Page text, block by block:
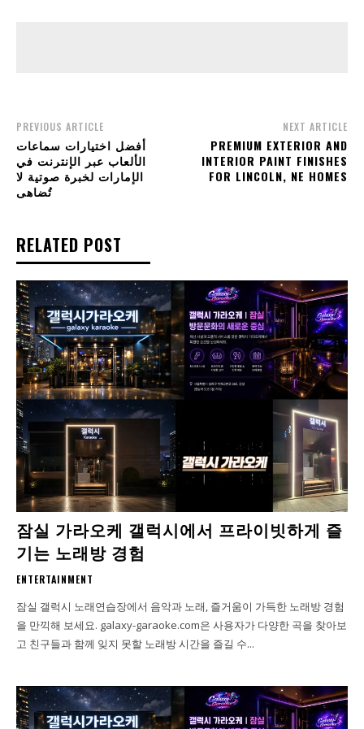
PREVIOUS ARTICLE
أفضل اختيارات سماعات
الألعاب عبر الإنترنت في
الإمارات لخبرة صوتية لا
تُضاهى
NEXT ARTICLE
PREMIUM EXTERIOR AND
INTERIOR PAINT FINISHES
FOR LINCOLN, NE HOMES
RELATED POST
잠실 가라오케 갤럭시에서 프라이빗하게 즐
기는 노래방 경험
ENTERTAINMENT
잠실 갤럭시 노래연습장에서 음악과 노래, 즐거움이 가득한 노래방 경험
을 만끽해 보세요. galaxy-garaoke.com은 사용자가 다양한 곡을 찾아보
고 친구들과 함께 잊지 못할 노래방 시간을 즐길 수...